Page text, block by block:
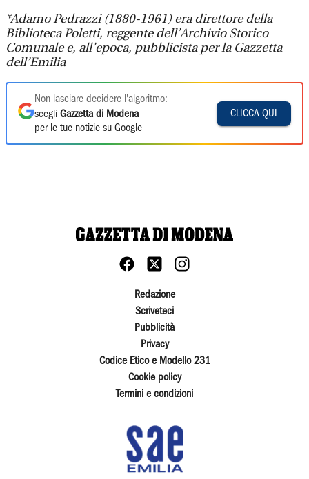
*Adamo Pedrazzi (1880-1961) era direttore della
Biblioteca Poletti, reggente dell’Archivio Storico
Comunale e, all’epoca, pubblicista per la Gazzetta
dell’Emilia
Non lasciare decidere l'algoritmo:
scegli Gazzetta di Modena
per le tue notizie su Google
CLICCA QUI
Redazione
Scriveteci
Pubblicità
Privacy
Codice Etico e Modello 231
Cookie policy
Termini e condizioni